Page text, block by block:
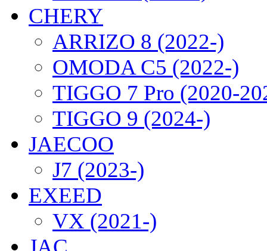
CHERY
ARRIZO 8 (2022-)
OMODA C5 (2022-)
TIGGO 7 Pro (2020-
TIGGO 9 (2024-)
JAECOO
J7 (2023-)
EXEED
VX (2021-)